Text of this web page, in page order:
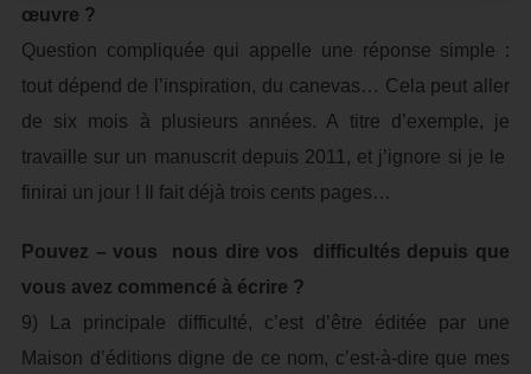
œuvre ?
Question compliquée qui appelle une réponse simple :
tout dépend de l’inspiration, du canevas… Cela peut aller
de six mois à plusieurs années. A titre d’exemple, je
travaille sur un manuscrit depuis 2011, et j’ignore si je le
finirai un jour ! Il fait déjà trois cents pages…
Pouvez – vous nous dire vos difficultés depuis que
vous avez commencé à écrire ?
9) La principale difficulté, c’est d’être éditée par une
Maison d’éditions digne de ce nom, c’est-à-dire que mes